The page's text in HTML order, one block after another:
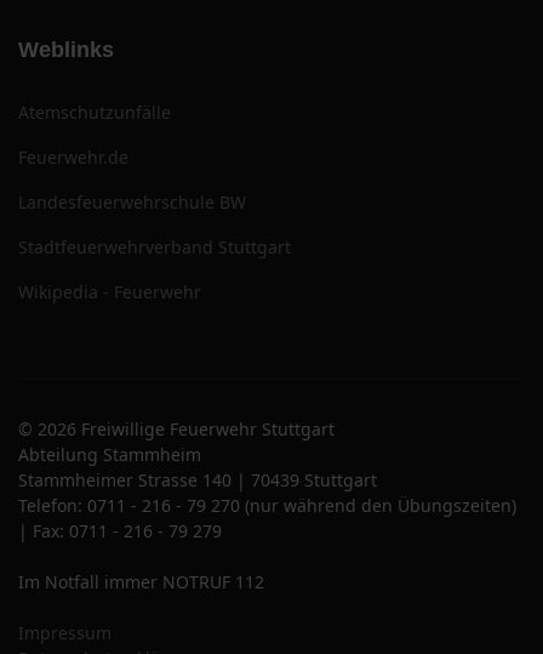
Weblinks
Atemschutzunfälle
Feuerwehr.de
Landesfeuerwehrschule BW
Stadtfeuerwehrverband Stuttgart
Wikipedia - Feuerwehr
© 2026 Freiwillige Feuerwehr Stuttgart
Abteilung Stammheim
Stammheimer Strasse 140 | 70439 Stuttgart
Telefon: 0711 - 216 - 79 270 (nur während den Übungszeiten)
| Fax: 0711 - 216 - 79 279
Im Notfall immer NOTRUF 112
Impressum